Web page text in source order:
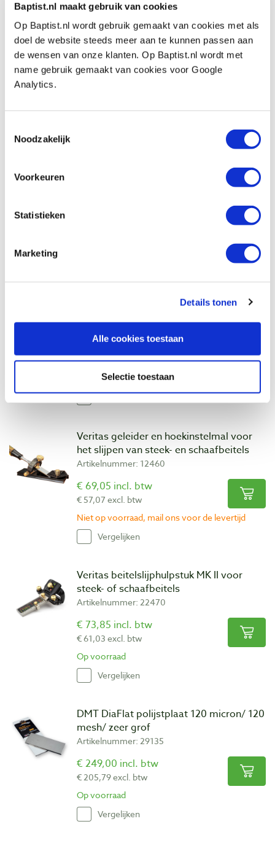
Baptist.nl maakt gebruik van cookies
Op Baptist.nl wordt gebruik gemaakt van cookies met als
doel de website steeds meer aan te kunnen passen aan
de wensen van onze klanten. Op Baptist.nl wordt met
name gebruik gemaakt van cookies voor Google
Analytics.
Noodzakelijk
Voorkeuren
Statistieken
Marketing
Details tonen
Alle cookies toestaan
Selectie toestaan
Ohishi Toishi Japanse wetsteen 205 x 75
x 25 mm korrel 6000
Artikelnummer: 12574
€ 72,60 incl. btw
Ohishi Toishi Japanse wetsteen 205 x 75
Artikelnummer: 12576
€ 95,87 excl. btw
Op voorraad
Veritas geleider en hoekinstelmal voor
het slijpen van steek- en schaafbeitels
Artikelnummer: 12460
€ 69,05 incl. btw
€ 57,07 excl. btw
Niet op voorraad, mail ons voor de levertijd
Vergelijken
Veritas beitelslijphulpstuk MK II voor
steek- of schaafbeitels
Artikelnummer: 22470
€ 73,85 incl. btw
€ 61,03 excl. btw
Op voorraad
Vergelijken
DMT DiaFlat polijstplaat 120 micron/ 120
mesh/ zeer grof
Artikelnummer: 29135
€ 249,00 incl. btw
€ 205,79 excl. btw
Op voorraad
Vergelijken